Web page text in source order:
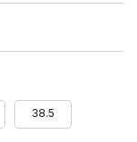
38.5